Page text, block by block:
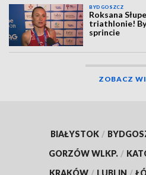
BYDGOSZCZ
Roksana
triathlonie!
sprincie
ZOBACZ
BIAŁYSTOK /
GORZÓW WLKP. /
KRAKÓW / LUBLIN /